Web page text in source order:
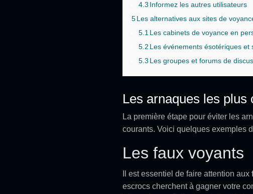
4.3 Informez les autres utilisateurs
5Les alternatives aux sites de
5.1Les cabinets de voyance en
5.2 Les événements ésotériques et
5.3 Les groupes et forums de
Les arnaques les
La première étape pour éviter les
courants. Voici quelques exemples
Les faux voyants
Il est essentiel de faire attention aux
escrocs cherchent à gagner votre